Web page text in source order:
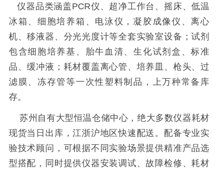
仪器品类涵盖PCR仪、超净工作台、摇床、低温
冰箱、细胞培养箱、电泳仪，凝胶成像仪、离心
机、移液器、分光光度计等全套实验室设备；试剂
包含细胞培养基、胎牛血清、生化试剂盒、标准
品、缓冲液；耗材覆盖离心管、培养皿、枪头、过
滤膜、冻存管等一次性塑料制品，上万种常备库
存。
苏州自有大型恒温仓储中心，绝大多数仪器耗材
现货当日出库，江浙沪地区快速配送。配备专业实
验技术顾问，可根据不同实验场景提供精准产品选
型搭配，同时提供仪器安装调试、故障检修、耗材